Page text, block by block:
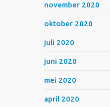
november 2020
oktober 2020
juli 2020
juni 2020
mei 2020
april 2020